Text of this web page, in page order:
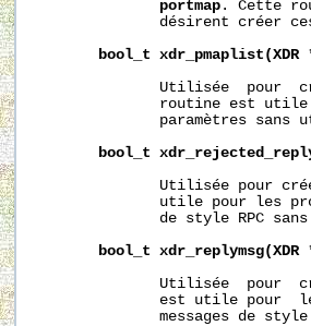
portmap . Cette
désirent créer
bool_t xdr_pmaplist(XDR
Utilisée  pour
routine est
paramètres sans
bool_t
Utilisée pour
utile pour les
de style RPC
bool_t xdr_replymsg(XDR
Utilisée  pour
est utile pour
messages de